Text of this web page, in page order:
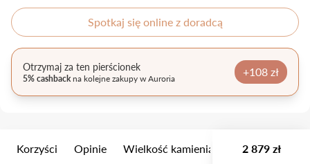
Spotkaj się online z doradcą
Otrzymaj za ten pierścionek
5% cashbackna kolejne zakupy w Auroria +108 zł
Korzyści Opinie Wielkość kamienia Opis
2 879 zł